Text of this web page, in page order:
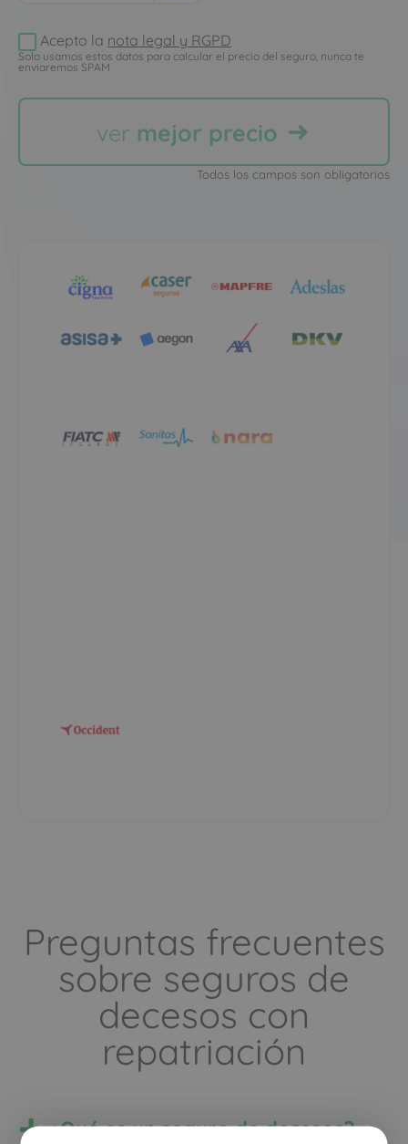
Acepto la nota legal y RGPD
Solo usamos estos datos para calcular el precio del seguro, nunca te
enviaremos SPAM
ver mejor precio
Todos los campos son obligatorios
decesos con
incineración de un fallecido y a gestionar todos los
trámites necesarios para realizarlo.
En ningún caso los herederos, hijos o familiares reciben
dinero tras el fallecimiento del asegurado de una
póliza de decesos.
¿En qué se diferencia el seguro de